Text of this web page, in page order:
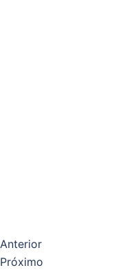
Anterior
Próximo